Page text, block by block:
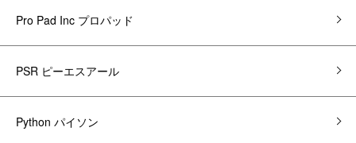
Pro Pad Inc プロパッド
PSR ピーエスアール
Python パイソン